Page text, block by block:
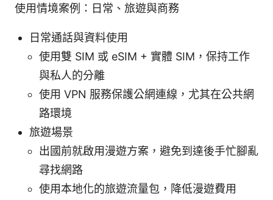
使用情境案例：日常、旅遊與商務
日常通話與資料使用
使用雙 SIM 或 eSIM + 實體 SIM，保持工作
與私人的分離
使用 VPN 服務保護公網連線，尤其在公共網
路環境
旅遊場景
出國前就啟用漫遊方案，避免到達後手忙腳亂
尋找網路
使用本地化的旅遊流量包，降低漫遊費用